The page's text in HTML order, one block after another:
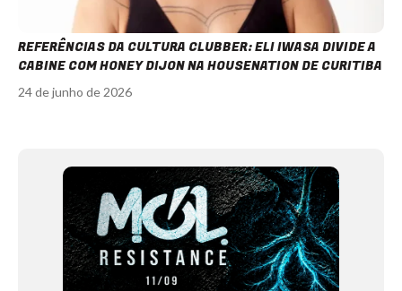
REFERÊNCIAS DA CULTURA CLUBBER: ELI IWASA DIVIDE A
CABINE COM HONEY DIJON NA HOUSENATION DE CURITIBA
24 de junho de 2026